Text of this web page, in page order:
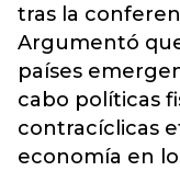
tras la
Argumentó
países
cabo políticas
contracíclicas
economía en